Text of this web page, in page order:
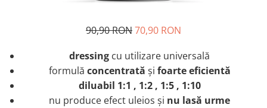
90,90 RON70,90 RON
dressing cu utilizare universală
formulă concentrată și foarte eficientă
diluabil 1:1 , 1:2 , 1:5 , 1:10
nu produce efect uleios și nu lasă urme